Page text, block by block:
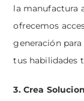
la manufactura
ofrecemos
generación
tus habilidades
3. Crea